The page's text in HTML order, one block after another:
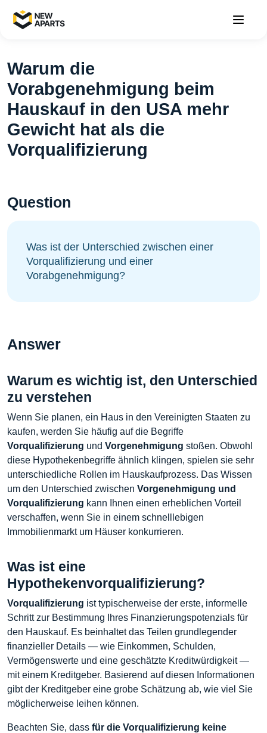
Warum die
Vorabgenehmigung beim
Hauskauf in den USA mehr
Gewicht hat als die
Vorqualifizierung
Question
Was ist der Unterschied zwischen einer
Vorqualifizierung und einer
Vorabgenehmigung?
Answer
Warum es wichtig ist, den Unterschied
zu verstehen
Wenn Sie planen, ein Haus in den Vereinigten Staaten zu
kaufen, werden Sie häufig auf die Begriffe
Vorqualifizierung und Vorgenehmigung stoßen. Obwohl
diese Hypothekenbegriffe ähnlich klingen, spielen sie sehr
unterschiedliche Rollen im Hauskaufprozess. Das Wissen
um den Unterschied zwischen Vorgenehmigung und
Vorqualifizierung kann Ihnen einen erheblichen Vorteil
verschaffen, wenn Sie in einem schnelllebigen
Immobilienmarkt um Häuser konkurrieren.
Was ist eine
Hypothekenvorqualifizierung?
Vorqualifizierung ist typischerweise der erste, informelle
Schritt zur Bestimmung Ihres Finanzierungspotenzials für
den Hauskauf. Es beinhaltet das Teilen grundlegender
finanzieller Details — wie Einkommen, Schulden,
Vermögenswerte und eine geschätzte Kreditwürdigkeit —
mit einem Kreditgeber. Basierend auf diesen Informationen
gibt der Kreditgeber eine grobe Schätzung ab, wie viel Sie
möglicherweise leihen können.
Beachten Sie, dass für die Vorqualifizierung keine